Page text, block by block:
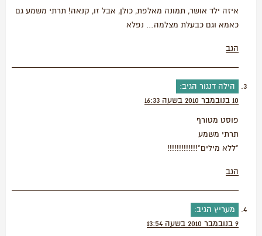
איזה ילד אושר, תמונה מאלפת, כולן, אבל זו, קנאה! תרתי משמע גם
כאמא וגם כבעלת מצלמה… נפלא
הגב
הילה דנגור הגיב:
10 בנובמבר 2010 בשעה 16:33
פוסט מטורף
תרתי משמע
"ללא מילים"!!!!!!!!!!!!!
הגב
מעריץ הגיב:
9 בנובמבר 2010 בשעה 13:54